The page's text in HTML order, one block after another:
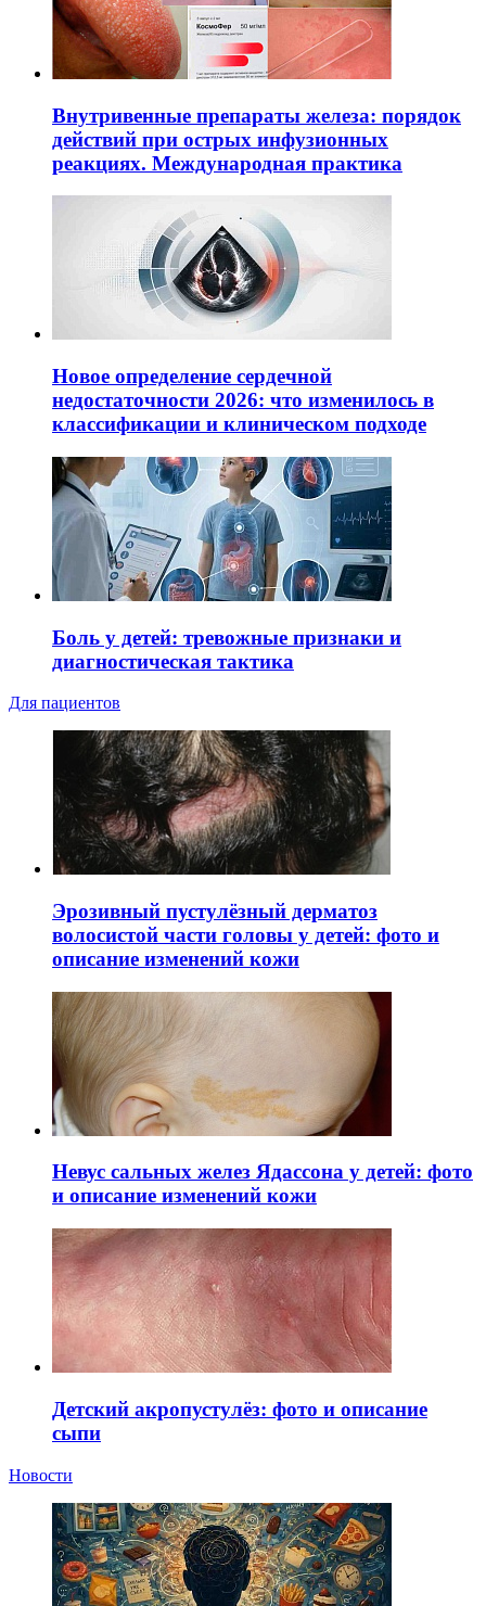
Внутривенные препараты железа: порядок
действий при острых инфузионных
реакциях. Международная практика
Новое определение сердечной
недостаточности 2026: что изменилось в
классификации и клиническом подходе
Боль у детей: тревожные признаки и
диагностическая тактика
Для пациентов
Эрозивный пустулёзный дерматоз
волосистой части головы у детей: фото и
описание изменений кожи
Невус сальных желез Ядассона у детей: фото
и описание изменений кожи
Детский акропустулёз: фото и описание
сыпи
Новости